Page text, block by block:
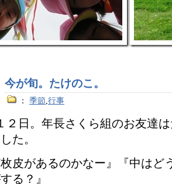
今が旬。たけのこ。
： 季節,行事
２日。年長さくら組のお友達
た。
枚皮があるのかなー』『中は
る？』